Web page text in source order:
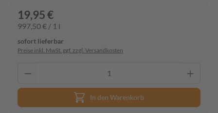
19,95 €
997,50 € / 1 l
sofort lieferbar
Preise inkl. MwSt. ggf. zzgl. Versandkosten
In den Warenkorb